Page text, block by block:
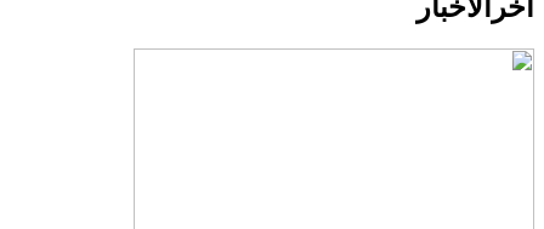
آخر الأخبار